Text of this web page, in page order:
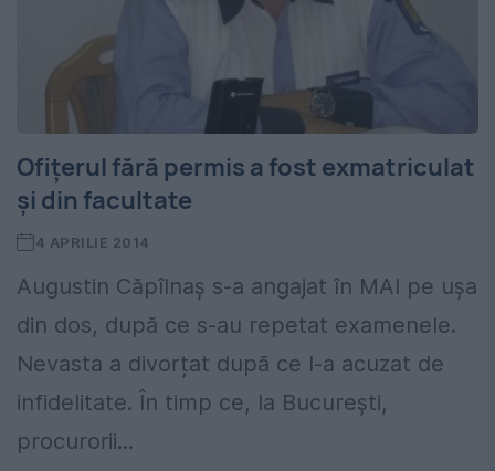
Ofițerul fără permis a fost exmatriculat
și din facultate
4 APRILIE 2014
Augustin Căpîlnaș s-a angajat în MAI pe ușa
din dos, după ce s-au repetat examenele.
Nevasta a divorțat după ce l-a acuzat de
infidelitate. În timp ce, la București,
procurorii...